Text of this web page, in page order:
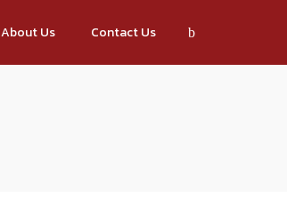
About Us Contact Us